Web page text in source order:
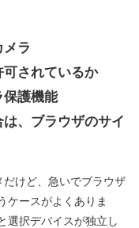
ラ
されているか
保護機能
、ブラウザのサイ
けど、急いでブラウザ
ケースがよくありま
選択デバイスが独立し